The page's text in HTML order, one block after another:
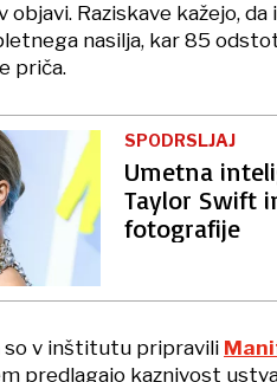
objavi. Raziskave kažejo,
nasilja, kar 85
priča.
SPODRSLJAJ
Umetna
Taylor Swift
fotografije
so v inštitutu pripravili
predlagajo kaznivost